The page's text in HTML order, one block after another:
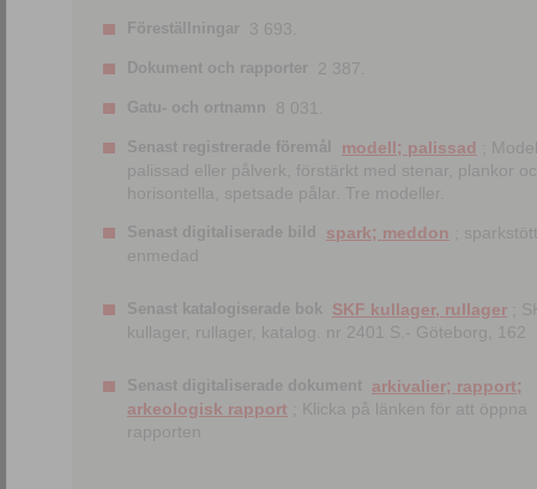
Föreställningar 3 693.
Dokument och rapporter 2 387.
Gatu- och ortnamn 8 031.
Senast registrerade föremål modell; palissad
;
palissad eller pålverk, förstärkt med stenar, plankor
horisontella, spetsade pålar. Tre modeller.
Senast digitaliserade bild spark; meddon ;
enmedad
Senast katalogiserade bok SKF kullager, rullager ;
kullager, rullager, katalog. nr 2401 S.- Göteborg, 162
Senast digitaliserade dokument arkivalier; rapport;
arkeologisk rapport ; Klicka på länken för att öppna
rapporten